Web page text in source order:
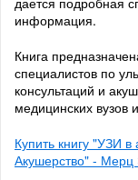
информация.
Книга
специалистов по
консультаций и
медицинских вузов
Купить книгу "УЗИ
Акушерство" - Мерц